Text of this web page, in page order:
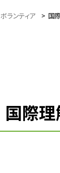
ボランティア > 国
国際